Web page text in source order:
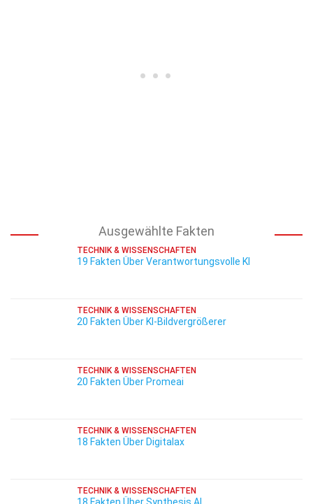
Ausgewählte Fakten
TECHNIK & WISSENSCHAFTEN
19 Fakten Über Verantwortungsvolle KI
TECHNIK & WISSENSCHAFTEN
20 Fakten Über KI-Bildvergrößerer
TECHNIK & WISSENSCHAFTEN
20 Fakten Über Promeai
TECHNIK & WISSENSCHAFTEN
18 Fakten Über Digitalax
TECHNIK & WISSENSCHAFTEN